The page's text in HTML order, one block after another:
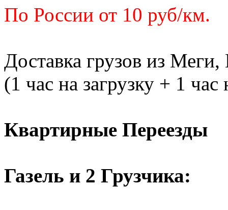
По России от 10 руб/км.
Доставка грузов из
(1 час на загрузку + 1
Квартирные Переезды
Газель и 2 Грузчика: